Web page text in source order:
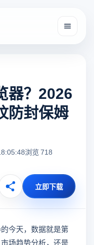
器？2026
防封保姆
浏览 718
立即下载
今天，数据就是第
场趋势分析，还是